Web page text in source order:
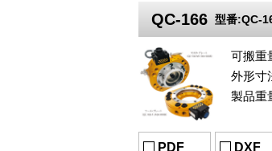
QC-166型番:QC-
可搬重
外形
製品重
ツ
PDF DXF